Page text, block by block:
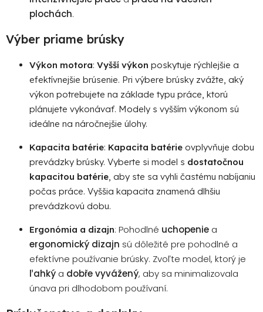
plochách.
Výber priame brúsky
Výkon motora: Vyšší výkon poskytuje rýchlejšie a
efektívnejšie brúsenie. Pri výbere brúsky zvážte, aký
výkon potrebujete na základe typu práce, ktorú
plánujete vykonávať. Modely s vyšším výkonom sú
ideálne na náročnejšie úlohy.
Kapacita batérie: Kapacita batérie ovplyvňuje dobu
prevádzky brúsky. Vyberte si model s dostatočnou
kapacitou batérie , aby ste sa vyhli častému nabíjaniu
počas práce. Vyššia kapacita znamená dlhšiu
prevádzkovú dobu.
Ergonómia a dizajn: Pohodlné uchopenie a
ergonomický dizajn sú dôležité pre pohodlné a
efektívne používanie brúsky. Zvoľte model, ktorý je
ľahký a dobře vyvážený, aby sa minimalizovala
únava pri dlhodobom používaní.